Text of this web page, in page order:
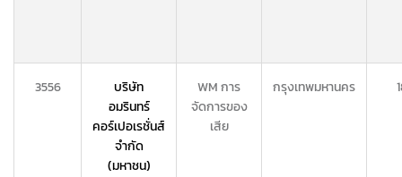
3556
บริษัท
อมรินทร์
คอร์เปอเรชั่นส์
จำกัด
(มหาชน)
WM การ
จัดการของ
เสีย
กรุงเทพมหานคร